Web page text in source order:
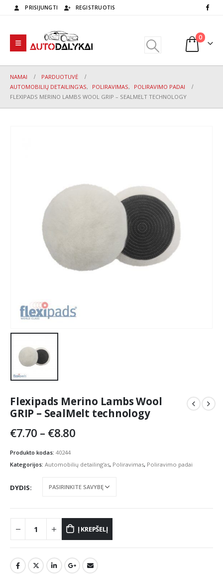
PRISIJUNGTI REGISTRUOTIS
0
NAMAI
PARDUOTUVĖ
AUTOMOBILIŲ DETAILING'AS, POLIRAVIMAS,
POLIRAVIMO PADAI
FLEXIPADS MERINO LAMBS WOOL GRIP – SEALMELT TECHNOLOGY
Flexipads Merino Lambs Wool
GRIP – SealMelt technology
€7.70 – €8.80Price
through
Produkto kodas: 40244
Kategorijos: Automobilių detailing'as, Poliravimas, Poliravimo padai
DYDIS
Į KREPŠELĮ